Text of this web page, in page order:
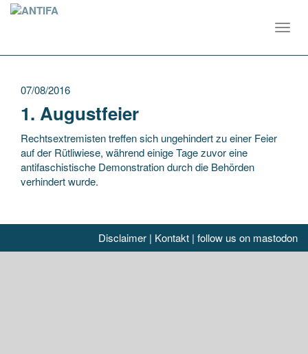
07/08/2016
1. Augustfeier
Rechtsextremisten treffen sich ungehindert zu einer Feier
auf der Rütliwiese, während einige Tage zuvor eine
antifaschistische Demonstration durch die Behörden
verhindert wurde.
Disclaimer | Kontakt | follow us on mastodon